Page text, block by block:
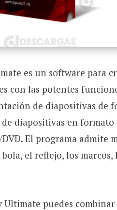
es un software para
con las potentes
de diapositivas de
diapositivas en formato
El programa admite
el reflejo, los marcos,
Ultimate puedes